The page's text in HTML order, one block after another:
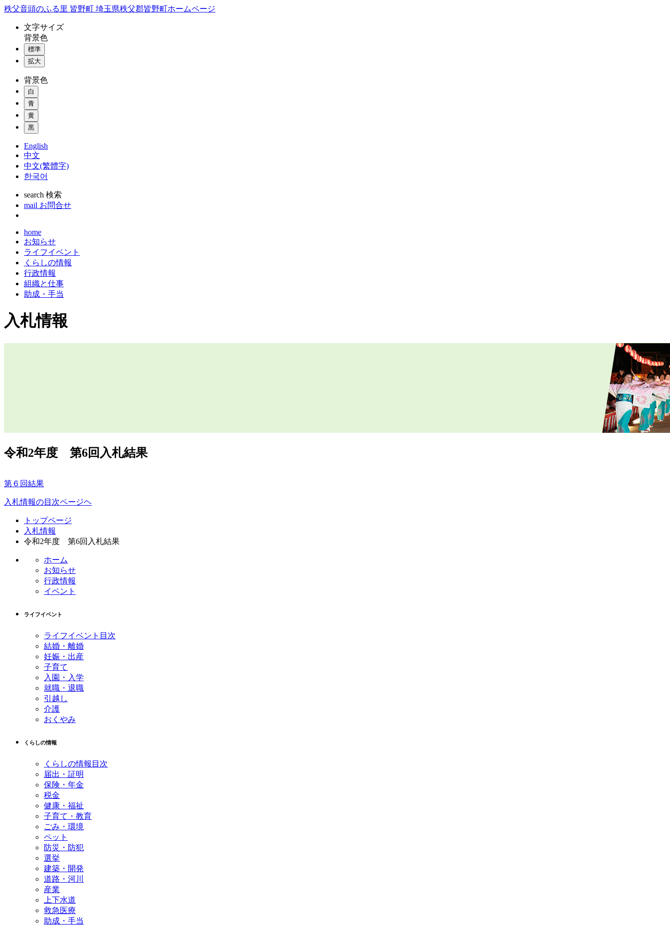
コ
秩父音頭のふる里 皆野町 埼玉県秩父郡皆野町ホームページ
文字サイズ
背景色
標準
拡大
背景色
白
青
黄
黒
English
中文
中文(繁體字)
한국어
search 検索
mail お問合せ
home
お知らせ
ライフイベント
くらしの情報
行政情報
組織と仕事
助成・手当
入札情報
令和2年度 第6回入札結果
第６回結果
入札情報の目次ページヘ
トップページ
入札情報
令和2年度 第6回入札結果
ホーム
お知らせ
行政情報
イベント
ライフイベント
ライフイベント目次
結婚・離婚
妊娠・出産
子育て
入園・入学
就職・退職
引越し
介護
おくやみ
くらしの情報
くらしの情報目次
届出・証明
保険・年金
税金
健康・福祉
子育て・教育
ごみ・環境
ペット
防災・防犯
選挙
建築・開発
道路・河川
産業
上下水道
救急医療
助成・手当